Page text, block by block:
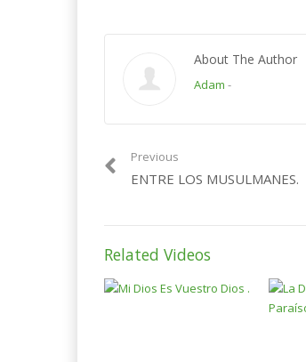
About The Author
Adam -
Previous
ENTRE LOS MUSULMANES.
Related Videos